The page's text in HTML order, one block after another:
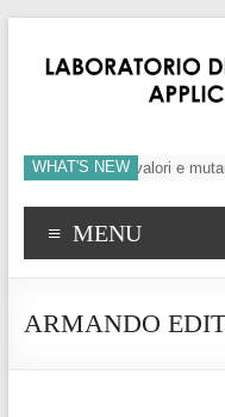
WHAT'S NEW
crisi dei valori e
MENU
ARMANDO